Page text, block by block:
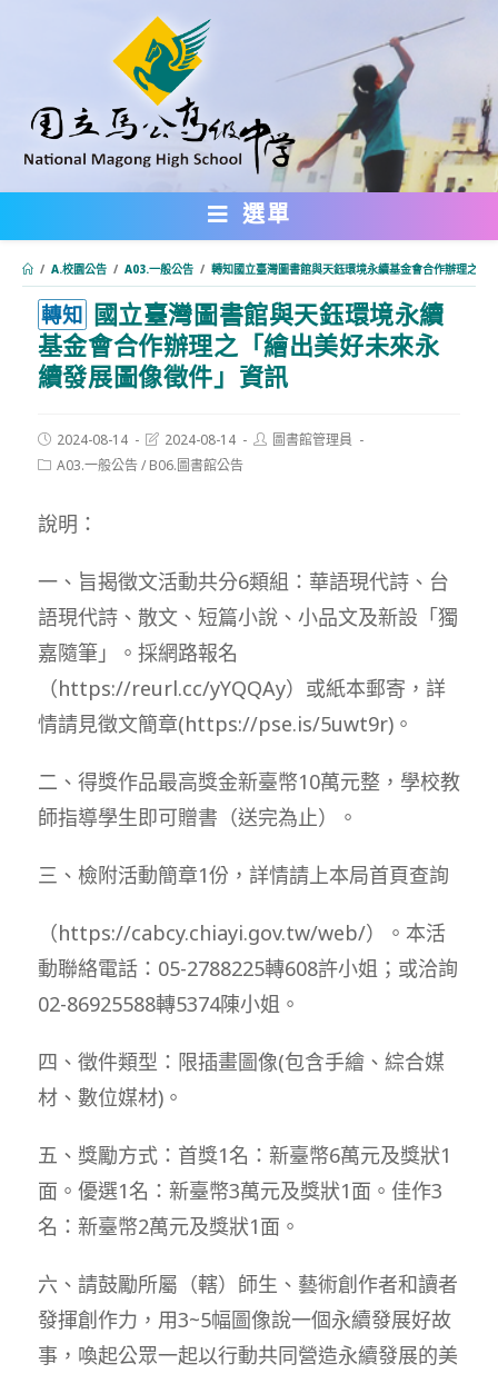
內
選單
/ A.校園公告 / A03.一般公告 / 轉知國立臺灣圖書館與天鈺環境永續基金會合作辦理之「
轉知 國立臺灣圖書館與天鈺環境永續
基金會合作辦理之「繪出美好未來永
續發展圖像徵件」資訊
Post
published:
2024-08-14
Post
modified:
2024-08-14
Post圖書館管理員
PostA03.一般公告/ B06.圖書館公告
說明：
一、旨揭徵文活動共分6類組：華語現代詩、台
語現代詩、散文、短篇小說、小品文及新設「獨
嘉隨筆」。採網路報名
（https://reurl.cc/yYQQAy）或紙本郵寄，詳
情請見徵文簡章(https://pse.is/5uwt9r)。
二、得獎作品最高獎金新臺幣10萬元整，學校教
師指導學生即可贈書（送完為止）。
三、檢附活動簡章1份，詳情請上本局首頁查詢
（https://cabcy.chiayi.gov.tw/web/）。本活
動聯絡電話：05-2788225轉608許小姐；或洽詢
02-86925588轉5374陳小姐。
四、徵件類型：限插畫圖像(包含手繪、綜合媒
材、數位媒材)。
五、獎勵方式：首獎1名：新臺幣6萬元及獎狀1
面。優選1名：新臺幣3萬元及獎狀1面。佳作3
名：新臺幣2萬元及獎狀1面。
六、請鼓勵所屬（轄）師生、藝術創作者和讀者
發揮創作力，用3~5幅圖像說一個永續發展好故
事，喚起公眾一起以行動共同營造永續發展的美